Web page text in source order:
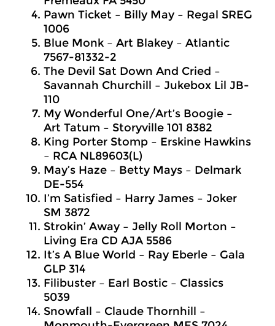
Pawn Ticket – Billy May – Regal SREG
1006
Blue Monk – Art Blakey – Atlantic
7567-81332-2
The Devil Sat Down And Cried –
Savannah Churchill – Jukebox Lil JB-
110
My Wonderful One/Art’s Boogie –
Art Tatum – Storyville 101 8382
King Porter Stomp – Erskine Hawkins
– RCA NL89603(L)
May’s Haze – Betty Mays – Delmark
DE-554
I’m Satisfied – Harry James – Joker
SM 3872
Strokin’ Away – Jelly Roll Morton –
Living Era CD AJA 5586
It’s A Blue World – Ray Eberle – Gala
GLP 314
Filibuster – Earl Bostic – Classics
5039
Snowfall – Claude Thornhill –